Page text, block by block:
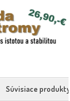
Súvisiace produkty